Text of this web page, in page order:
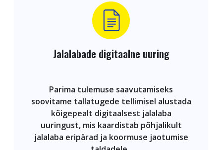
Jalalabade digitaalne uuring
Parima tulemuse saavutamiseks
soovitame tallatugede tellimisel alustada
kõigepealt digitaalsest jalalaba
uuringust, mis kaardistab põhjalikult
jalalaba eripärad ja koormuse jaotumise